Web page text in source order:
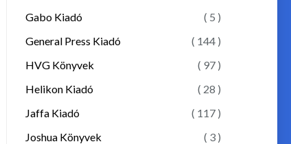
Gabo Kiadó
( 5 )
General Press Kiadó
( 144 )
HVG Könyvek
( 97 )
Helikon Kiadó
( 28 )
Jaffa Kiadó
( 117 )
Joshua Könyvek
( 3 )